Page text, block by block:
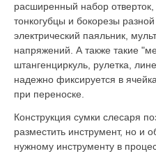
расширенный набор отверток,
тонкогубцы и бокорезы
электрический паяльник,
напряжений. А также такие
штангенциркуль, рулетка,
надежно фиксируется в
при переноске.
Конструкция сумки слесаря
разместить инструмент, но и
нужному инструменту в